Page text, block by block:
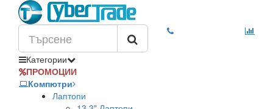
Категории
ПРОМОЦИИ
Компютри
Лаптопи